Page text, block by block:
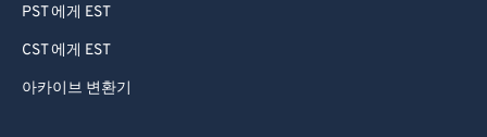
PST 에게 EST
CST 에게 EST
아카이브 변환기